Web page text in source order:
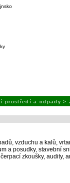
prostředí a odpady >
vzduchu a kalů,
a posudky, stavební
zkoušky, audity,